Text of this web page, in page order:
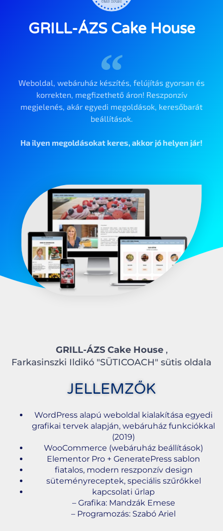
GRILL-ÁZS Cake House
Weboldal, webáruház készítés, felújítás gyorsan és
korrekten, megfizethető áron! Reszponzív
megjelenés, akár egyedi megoldások, keresőbarát
beállítások.
Ha ilyen megoldásokat keres, akkor jó helyen jár!
GRILL-ÁZS Cake House ,
Farkasinszki Ildikó "SÜTICOACH" sütis oldala
JELLEMZŐK
WordPress alapú weboldal kialakítása egyedi
grafikai tervek alapján, webáruház funkciókkal
(2019)
WooCommerce (webáruház beállítások)
Elementor Pro + GeneratePress sablon
fiatalos, modern reszponzív design
süteményreceptek, speciális szűrőkkel
kapcsolati űrlap
– Grafika: Mandzák Emese
– Programozás: Szabó Ariel